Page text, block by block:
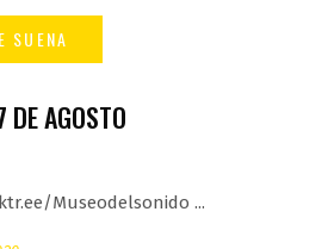
DE AGOSTO
Museodelsonido